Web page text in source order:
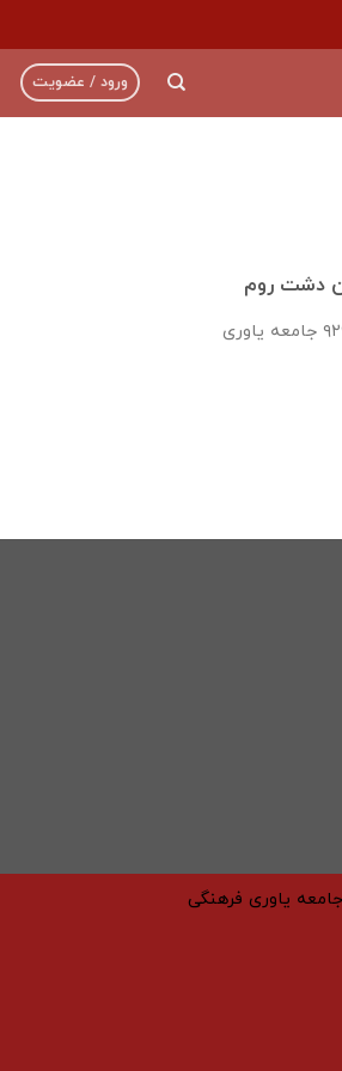
ورود / عضویت
انعقاد تفاهم نامه تکمیل مدرسه ۳ کلاسه، طرح ۹۲۹ جامعه یاوری
یاوری فرهنگی